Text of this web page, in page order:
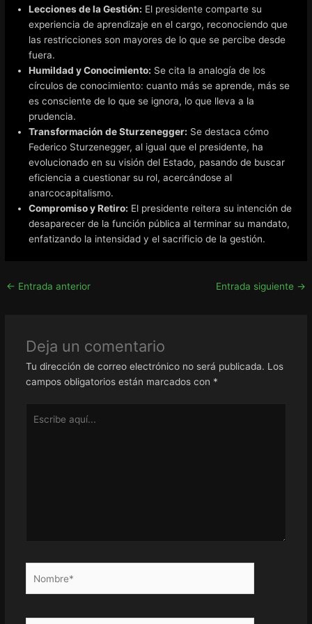
Lecciones de la Gestión: El presidente comparte su
experiencia de aprendizaje en el cargo, reconociendo que
las restricciones son mayores de lo que se percibe desde
fuera.
Humildad y Conocimiento: Se cita la analogía de los
círculos de conocimiento: cuanto más se aprende, más se
es consciente de lo que se ignora, lo que lleva a la
prudencia.
Transformación de Sturzenegger: Se destaca cómo
Federico Sturzenegger, al igual que el presidente, ha
evolucionado en su visión del Estado, pasando de buscar
eficiencia a cuestionar su rol, acercándose al
anarcocapitalismo.
Compromiso y Retiro: El presidente reitera su intención de
desaparecer de la función pública al terminar su mandato,
enfatizando la intensidad y el sacrificio de la gestión.
← Entrada anterior Entrada siguiente →
Deja un comentario
Tu dirección de correo electrónico no será publicada. Los
campos obligatorios están marcados con *
aquí...